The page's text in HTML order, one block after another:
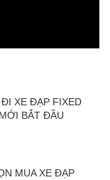
XE ĐẠP FIXED
BẮT ĐẦU
MUA XE ĐẠP